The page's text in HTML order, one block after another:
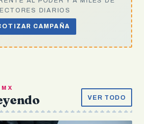
DIARIOS
CAMPAÑA
VER TODO